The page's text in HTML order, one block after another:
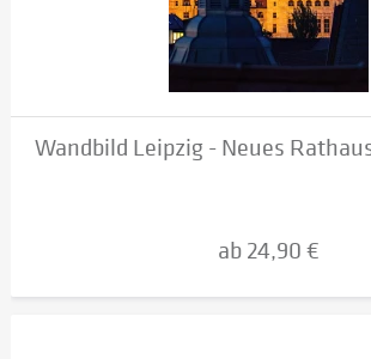
Wandbild Leipzig - Neues
ab 24,90 €